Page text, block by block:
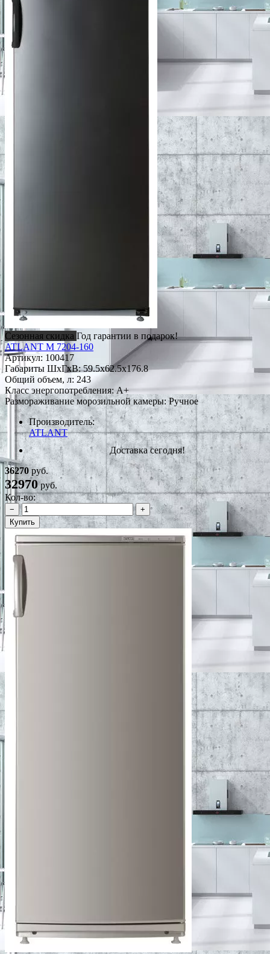
Сезонная скидка Год гарантии в подарок!
ATLANT М 7204-160
Артикул: 100417
Габариты ШxГxВ: 59.5x62.5x176.8
Общий объем, л: 243
Класс энергопотребления: A+
Размораживание морозильной камеры: Ручное
Производитель:
ATLANT
Доставка сегодня!
36270 руб.
32970руб.
Кол-во:
−
+
Купить